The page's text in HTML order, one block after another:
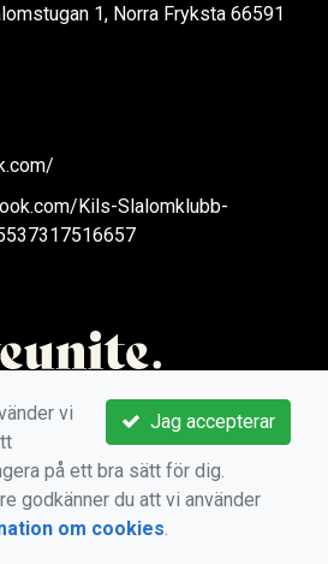
1, Norra Fryksta 66591
Kils-Slalomklubb-
Jag accepterar
vi
på ett bra sätt för dig.
godkänner du att vi använder
om cookies.